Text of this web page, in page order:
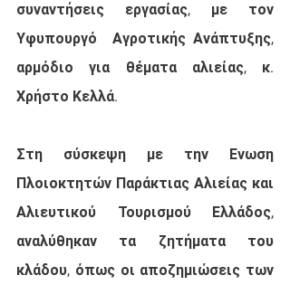
συναντήσεις εργασίας, με τον
Υφυπουργό  Αγροτικής Ανάπτυξης,
αρμόδιο για θέματα αλιείας, κ.
Χρήστο Κελλά.
Στη σύσκεψη με την Ενωση
Πλοιοκτητών Παράκτιας Αλιείας και
Αλιευτικού Τουρισμού Ελλάδος,
αναλύθηκαν τα ζητήματα του
κλάδου, όπως οι αποζημιώσεις των